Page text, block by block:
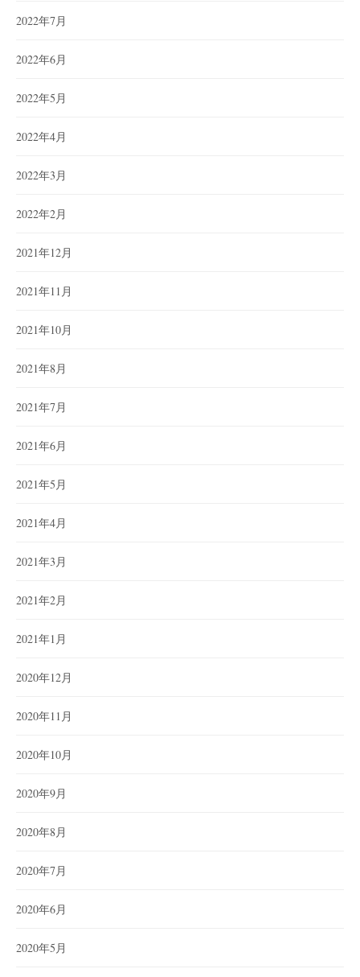
2022年7月
2022年6月
2022年5月
2022年4月
2022年3月
2022年2月
2021年12月
2021年11月
2021年10月
2021年8月
2021年7月
2021年6月
2021年5月
2021年4月
2021年3月
2021年2月
2021年1月
2020年12月
2020年11月
2020年10月
2020年9月
2020年8月
2020年7月
2020年6月
2020年5月